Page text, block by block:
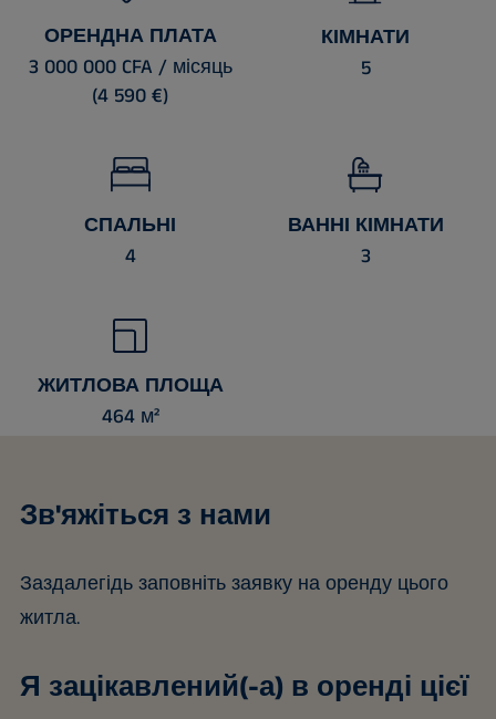
ОРЕНДНА ПЛАТА
3 000 000 CFA / місяць
(4 590 €)
КІМНАТИ
5
СПАЛЬНІ
4
ВАННІ КІМНАТИ
3
ЖИТЛОВА ПЛОЩА
464 м²
Зв'яжіться з нами
Заздалегідь заповніть заявку на оренду цього
житла.
Я зацікавлений(-а) в оренді цієї